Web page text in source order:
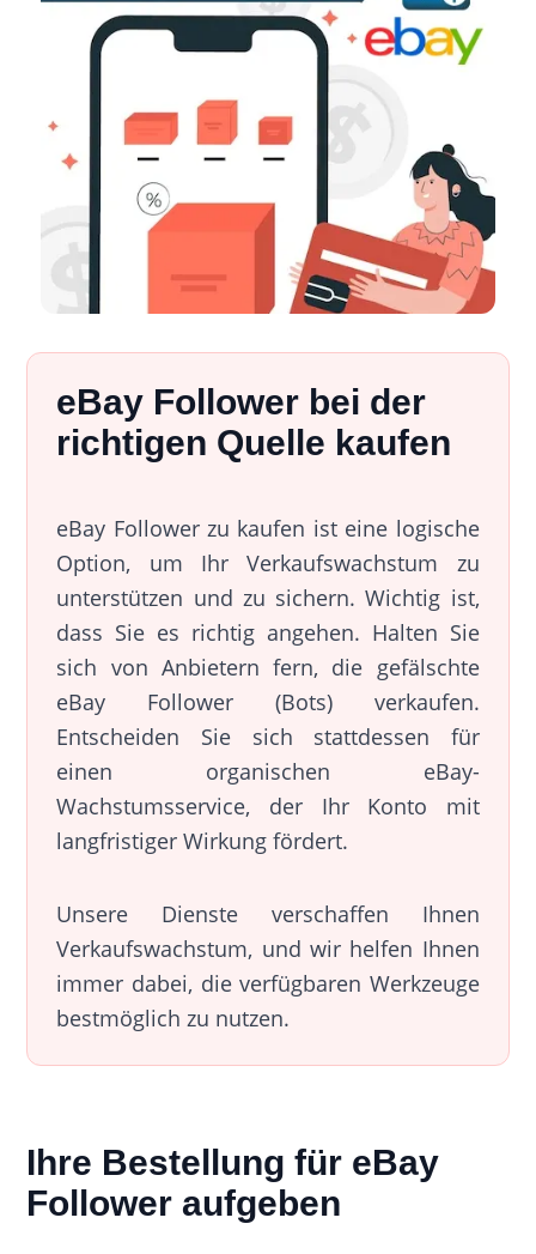
eBay Follower bei der
richtigen Quelle kaufen
eBay Follower zu kaufen ist eine logische
Option, um Ihr Verkaufswachstum zu
unterstützen und zu sichern. Wichtig ist,
dass Sie es richtig angehen. Halten Sie
sich von Anbietern fern, die gefälschte
eBay Follower (Bots) verkaufen.
Entscheiden Sie sich stattdessen für
einen organischen eBay-
Wachstumsservice, der Ihr Konto mit
langfristiger Wirkung fördert.
Unsere Dienste verschaffen Ihnen
Verkaufswachstum, und wir helfen Ihnen
immer dabei, die verfügbaren Werkzeuge
bestmöglich zu nutzen.
Ihre Bestellung für eBay
Follower aufgeben